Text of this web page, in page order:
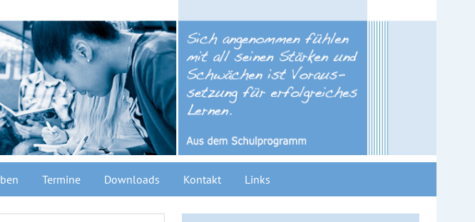
Termine Downloads Kontakt Links